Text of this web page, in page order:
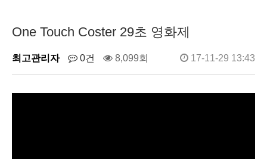
One Touch Coster 29초 영화제
최고관리자 0건 8,099회 17-11-29 13:43